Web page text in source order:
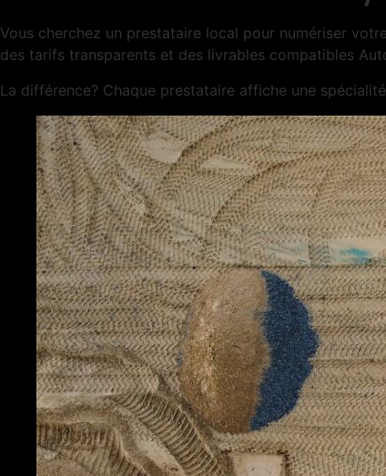
Vous cherchez un prestataire local pour numériser
des tarifs transparents et des livrables compatibles
La différence? Chaque prestataire affiche une